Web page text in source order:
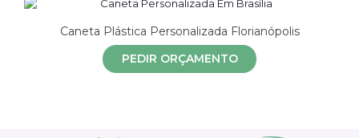
Caneta Plástica Personalizada Florianópolis
PEDIR ORÇAMENTO